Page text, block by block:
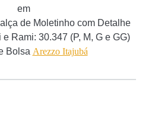
em
de Moletinho com Detalhe
Rami: 30.347 (P, M, G e GG)
Bolsa Arezzo Itajubá